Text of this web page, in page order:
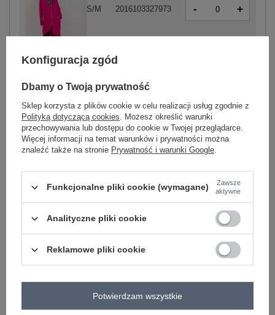
S/M 2016103327973 - +
ciemny różowy
S/M 2016103328055 - +
Zobacz wszystkie kolory (+7)
ZALOGUJ SIĘ I ZOBACZ CENĘ
Masz pytanie? Chętnie pomożemy.
Konfiguracja zgód
Dbamy o Twoją prywatność
Sklep korzysta z plików cookie w celu realizacji usług zgodnie z
Polityką dotyczącą cookies. Możesz określić warunki
przechowywania lub dostępu do cookie w Twojej przeglądarce.
Więcej informacji na temat warunków i prywatności można
znaleźć także na stronie Prywatność i warunki Google.
Funkcjonalne pliki cookie (wymagane)
Zawsze
aktywne
Analityczne pliki cookie
Reklamowe pliki cookie
Potwierdzam wszystkie